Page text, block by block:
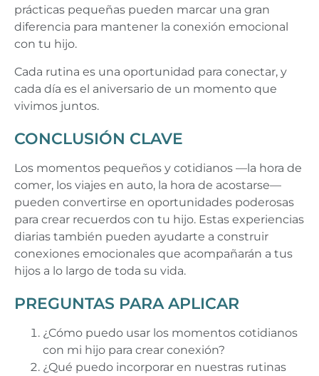
prácticas pequeñas pueden marcar una gran
diferencia para mantener la conexión emocional
con tu hijo.
Cada rutina es una oportunidad para conectar, y
cada día es el aniversario de un momento que
vivimos juntos.
CONCLUSIÓN CLAVE
Los momentos pequeños y cotidianos —la hora de
comer, los viajes en auto, la hora de acostarse—
pueden convertirse en oportunidades poderosas
para crear recuerdos con tu hijo. Estas experiencias
diarias también pueden ayudarte a construir
conexiones emocionales que acompañarán a tus
hijos a lo largo de toda su vida.
PREGUNTAS PARA APLICAR
¿Cómo puedo usar los momentos cotidianos
con mi hijo para crear conexión?
¿Qué puedo incorporar en nuestras rutinas